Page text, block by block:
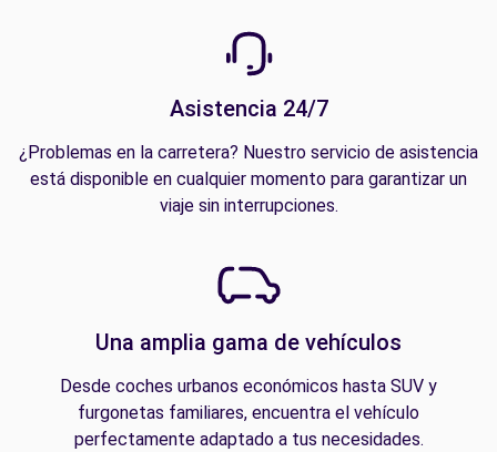
Asistencia 24/7
¿Problemas en la carretera? Nuestro servicio de asistencia
está disponible en cualquier momento para garantizar un
viaje sin interrupciones.
Una amplia gama de vehículos
Desde coches urbanos económicos hasta SUV y
furgonetas familiares, encuentra el vehículo
perfectamente adaptado a tus necesidades.